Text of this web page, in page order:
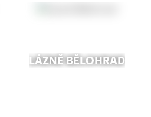
LÁZNĚ BĚLOHRAD